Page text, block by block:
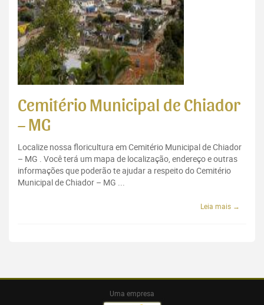
Cemitério Municipal de Chiador
– MG
Localize nossa floricultura em Cemitério Municipal de Chiador
– MG . Você terá um mapa de localização, endereço e outras
informações que poderão te ajudar a respeito do Cemitério
Municipal de Chiador – MG ...
Leia mais →
Uma empresa